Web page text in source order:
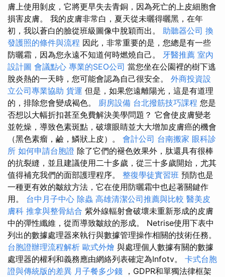
膚上使用剝皮，它將更早失去青銅，因為死亡的上皮細胞會
損害皮膚。 我的皮膚非常白，夏天從未曬得曬黑，在年
初，我以蒼白的臉從班級圖像中脫穎而出。 助聽器公司 換
發護照的條件與流程 因此，非常重要的是，您總是有一些
防曬霜，因為您永遠不知道何時燃燒自己。 牙醫推薦 室內
設計圖 會議點心 專業的SEO公司 當您坐在公園裡的樹下逃
脫炎熱的一天時，您可能會認為自己很安全。 外商投資設
立公司專業協助 貨運 但是，如果您遠離陽光，這是有道理
的，排除您會變成褐色。 廚房設備 台北撥筋技巧課程 您是
否想以大幅折扣甚至免費解決美學問題？ 它會使皮膚變老
並乾燥，導致色素斑點，破壞眼睛並大大增加皮膚癌的機會
（黑色素瘤，鹼，鱗狀上皮）。 會計公司 台南搬家 眼科診
所 如何申請台胞證 除了它們的褪色效果外，肽還具有很棒
的抗裂縫，並且建議使用二十多歲，從三十多歲開始，尤其
值得補充我們的面部護理程序。 整復學徒實習班 預防也是
一種更有效的皺紋方法，它在使用防曬霜中也起著關鍵作
用。 台中月子中心 除蟲 高雄清潔公司推薦與比較 醫美皮
膚科 推拿與整骨結合 紫外線輻射會破壞未重新形成的皮膚
中的彈性纖維，從而導致皺紋的形成。 Netrise使用下表中
列出的數據處理器來執行與數據管理操作相關的技術任務。
台胞證辦理流程解析 歐式外燴 與處理個人數據有關的數據
處理器的權利和義務應由網絡列表確定為Infotv。 卡式台胞
證與傳統版的差異 月子餐多少錢 ，GDPR和單獨法律框架